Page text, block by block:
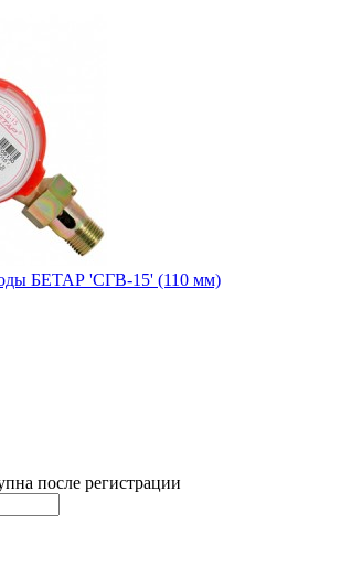
БЕТАР 'СГВ-15' (110 мм)
после регистрации